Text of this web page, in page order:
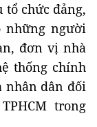
chức đảng,
những người
đơn vị nhà
thống chính
nhân dân đối
trong